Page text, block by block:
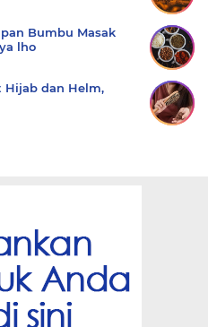
Bumbu Masak
lho
Hijab dan Helm,